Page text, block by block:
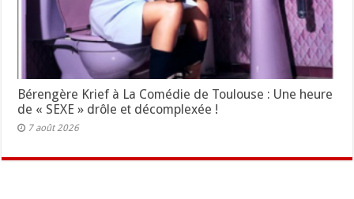
Bérengère Krief à La Comédie de Toulouse : Une heure
de « SEXE » drôle et décomplexée !
7 août 2026